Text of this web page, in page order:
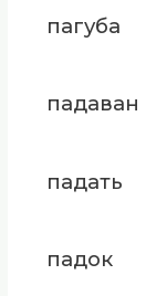
пагуба
падаван
падать
падок